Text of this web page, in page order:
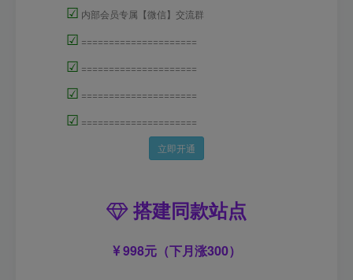
☑ 内部会员专属【微信】交流群
☑ =====================
☑ =====================
☑ =====================
☑ =====================
立即开通
搭建同款站点
998元（下月涨300）